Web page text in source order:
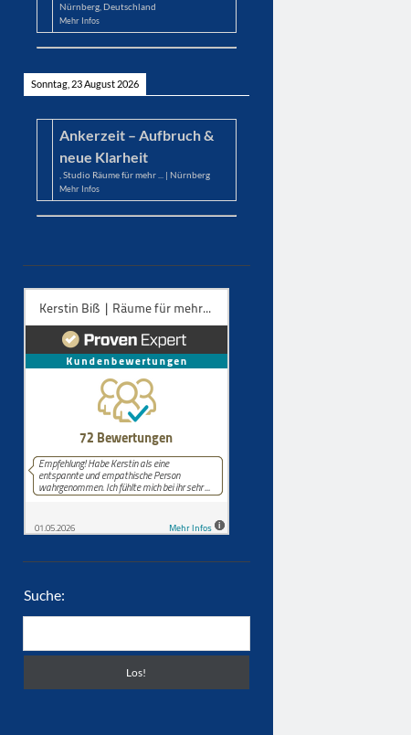
Nürnberg, Deutschland
Mehr Infos
Sonntag, 23 August 2026
Ankerzeit – Aufbruch &
neue Klarheit
,Studio Räume für mehr ... | Nürnberg
Mehr Infos
Suche: